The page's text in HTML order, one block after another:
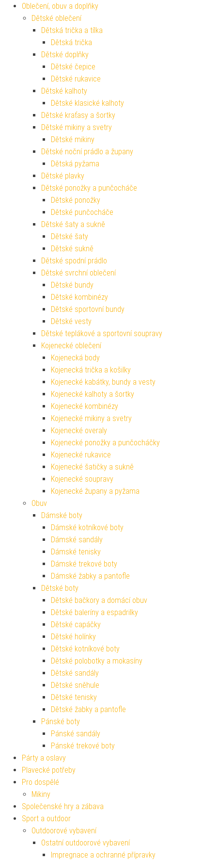
Oblečení, obuv a doplňky
Dětské oblečení
Dětská trička a tílka
Dětská trička
Dětské doplňky
Dětské čepice
Dětské rukavice
Dětské kalhoty
Dětské klasické kalhoty
Dětské kraťasy a šortky
Dětské mikiny a svetry
Dětské mikiny
Dětské noční prádlo a župany
Dětská pyžama
Dětské plavky
Dětské ponožky a punčocháče
Dětské ponožky
Dětské punčocháče
Dětské šaty a sukně
Dětské šaty
Dětské sukně
Dětské spodní prádlo
Dětské svrchní oblečení
Dětské bundy
Dětské kombinézy
Dětské sportovní bundy
Dětské vesty
Dětské teplákové a sportovní soupravy
Kojenecké oblečení
Kojenecká body
Kojenecká trička a košilky
Kojenecké kabátky, bundy a vesty
Kojenecké kalhoty a šortky
Kojenecké kombinézy
Kojenecké mikiny a svetry
Kojenecké overaly
Kojenecké ponožky a punčocháčky
Kojenecké rukavice
Kojenecké šatičky a sukně
Kojenecké soupravy
Kojenecké župany a pyžama
Obuv
Dámské boty
Dámské kotníkové boty
Dámské sandály
Dámské tenisky
Dámské trekové boty
Dámské žabky a pantofle
Dětské boty
Dětské bačkory a domácí obuv
Dětské baleríny a espadrilky
Dětské capáčky
Dětské holínky
Dětské kotníkové boty
Dětské polobotky a mokasíny
Dětské sandály
Dětské sněhule
Dětské tenisky
Dětské žabky a pantofle
Pánské boty
Pánské sandály
Pánské trekové boty
Párty a oslavy
Plavecké potřeby
Pro dospělé
Mikiny
Společenské hry a zábava
Sport a outdoor
Outdoorové vybavení
Ostatní outdoorové vybavení
Impregnace a ochranné přípravky